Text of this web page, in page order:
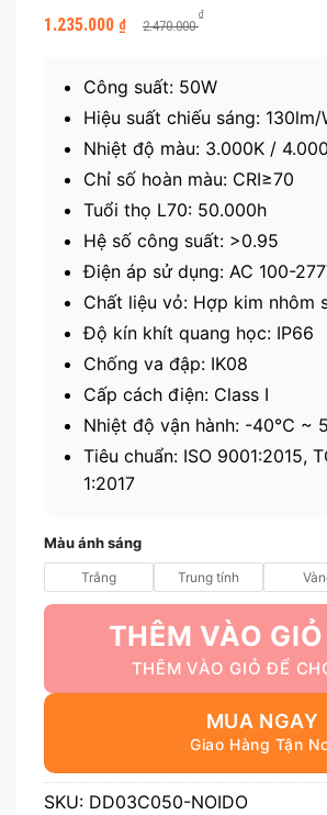
2.470.000
₫
Giá
gốc
1.235.000 ₫
Giá
hiện
1.235.000 ₫.
Công suất: 50W
Hiệu suất chiếu sáng: 130lm/
Nhiệt độ màu: 3.000K /
Chỉ số hoàn màu: CRI≥70
Tuổi thọ L70: 50.000h
Hệ số công suất: >0.95
Điện áp sử dụng: AC 100-
Chất liệu vỏ: Hợp kim nhôm
Độ kín khít quang học: IP66
Chống va đập: IK08
Cấp cách điện: Class I
Nhiệt độ vận hành: -40℃ ~
Tiêu chuẩn: ISO 9001:2015,
1:2017
Màu ánh sáng
Trắng Trung tính
THÊM VÀO
MUA NGAY
SKU: DD03C050-NOIDO